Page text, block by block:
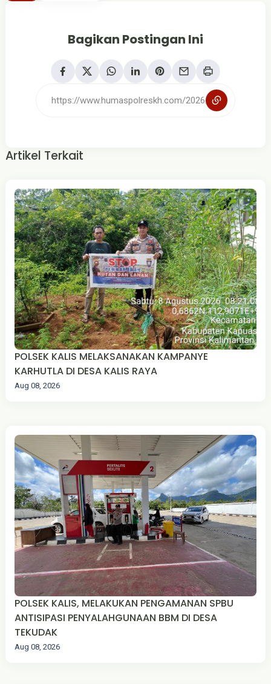
Bagikan Postingan Ini
Artikel Terkait
POLSEK KALIS MELAKSANAKAN KAMPANYE
KARHUTLA DI DESA KALIS RAYA
Aug 08, 2026
POLSEK KALIS, MELAKUKAN PENGAMANAN SPBU
ANTISIPASI PENYALAHGUNAAN BBM DI DESA
TEKUDAK
Aug 08, 2026